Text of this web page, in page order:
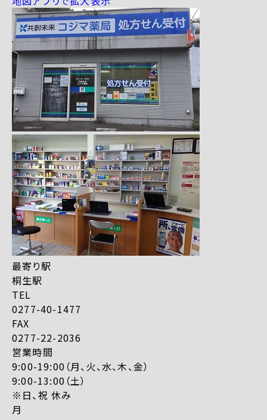
最寄り駅
桐生駅
TEL
0277-40-1477
FAX
0277-22-2036
営業時間
9:00-19:00（月、火、水、木、金）
9:00-13:00（土）
※日、祝 休み
月